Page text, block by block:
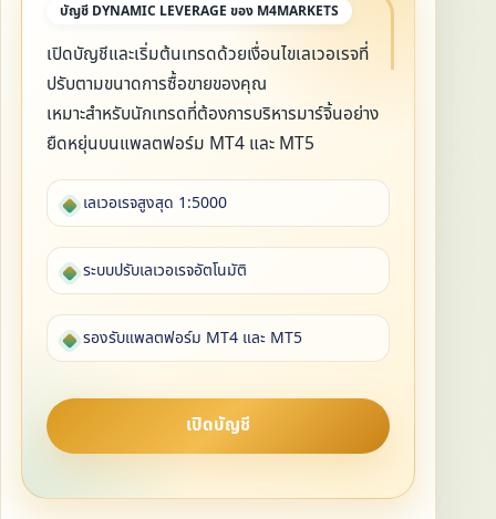
บัญชี DYNAMIC LEVERAGE ของ M4MARKETS
เปิดบัญชีและเริ่มต้นเทรดด้วยเงื่อนไขเลเวอเรจที่
ปรับตามขนาดการซื้อขายของคุณ
เหมาะสำหรับนักเทรดที่ต้องการบริหารมาร์จิ้นอย่าง
ยืดหยุ่นบนแพลตฟอร์ม MT4 และ MT5
เลเวอเรจสูงสุด 1:5000
ระบบปรับเลเวอเรจอัตโนมัติ
รองรับแพลตฟอร์ม MT4 และ MT5
เปิดบัญชี